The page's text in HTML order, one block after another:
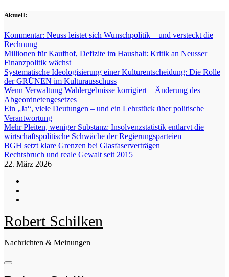
Zum
springen
Aktuell:
Kommentar: Neuss leistet sich Wunschpolitik – und versteckt die
Rechnung
Millionen für Kaufhof, Defizite im Haushalt: Kritik an Neusser
Finanzpolitik wächst
Systematische Ideologisierung einer Kulturentscheidung: Die Rolle
der GRÜNEN im Kulturausschuss
Wenn Verwaltung Wahlergebnisse korrigiert – Änderung des
Abgeordnetengesetzes
Ein „Ja“, viele Deutungen – und ein Lehrstück über politische
Verantwortung
Mehr Pleiten, weniger Substanz: Insolvenzstatistik entlarvt die
wirtschaftspolitische Schwäche der Regierungsparteien
BGH setzt klare Grenzen bei Glasfaserverträgen
Rechtsbruch und reale Gewalt seit 2015
22. März 2026
Robert Schilken
Nachrichten & Meinungen